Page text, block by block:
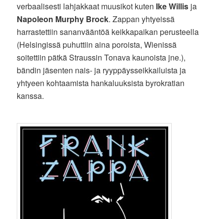
verbaalisesti lahjakkaat muusikot kuten Ike Willis ja
Napoleon Murphy Brock. Zappan yhtyeissä
harrastettiin sananvääntöä keikkapaikan perusteella
(Helsingissä puhuttiin aina poroista, Wienissä
soitettiin pätkä Straussin Tonava kaunoista jne.),
bändin jäsenten nais- ja ryyppäysseikkailuista ja
yhtyeen kohtaamista hankaluuksista byrokratian
kanssa.